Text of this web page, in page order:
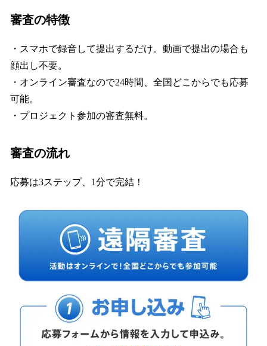
審査の特徴
・スマホで録音して提出するだけ。動画で提出の場合も
顔出し不要。
・オンライン審査なので24時間、全国どこからでも応募
可能。
・プロジェクト参加の審査無料。
審査の流れ
応募は3ステップ、1分で完結！